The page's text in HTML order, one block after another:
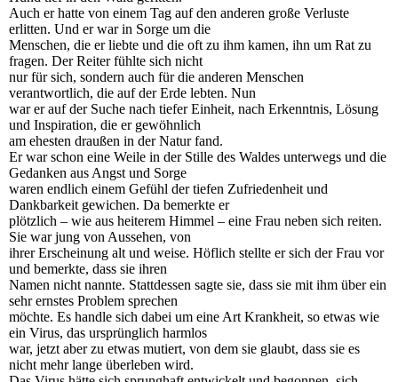
Auch er hatte von einem Tag auf den anderen große Verluste
erlitten. Und er war in Sorge um die
Menschen, die er liebte und die oft zu ihm kamen, ihn um Rat zu
fragen. Der Reiter fühlte sich nicht
nur für sich, sondern auch für die anderen Menschen
verantwortlich, die auf der Erde lebten. Nun
war er auf der Suche nach tiefer Einheit, nach Erkenntnis, Lösung
und Inspiration, die er gewöhnlich
am ehesten draußen in der Natur fand.
Er war schon eine Weile in der Stille des Waldes unterwegs und die
Gedanken aus Angst und Sorge
waren endlich einem Gefühl der tiefen Zufriedenheit und
Dankbarkeit gewichen. Da bemerkte er
plötzlich – wie aus heiterem Himmel – eine Frau neben sich reiten.
Sie war jung von Aussehen, von
ihrer Erscheinung alt und weise. Höflich stellte er sich der Frau vor
und bemerkte, dass sie ihren
Namen nicht nannte. Stattdessen sagte sie, dass sie mit ihm über ein
sehr ernstes Problem sprechen
möchte. Es handle sich dabei um eine Art Krankheit, so etwas wie
ein Virus, das ursprünglich harmlos
war, jetzt aber zu etwas mutiert, von dem sie glaubt, dass sie es
nicht mehr lange überleben wird.